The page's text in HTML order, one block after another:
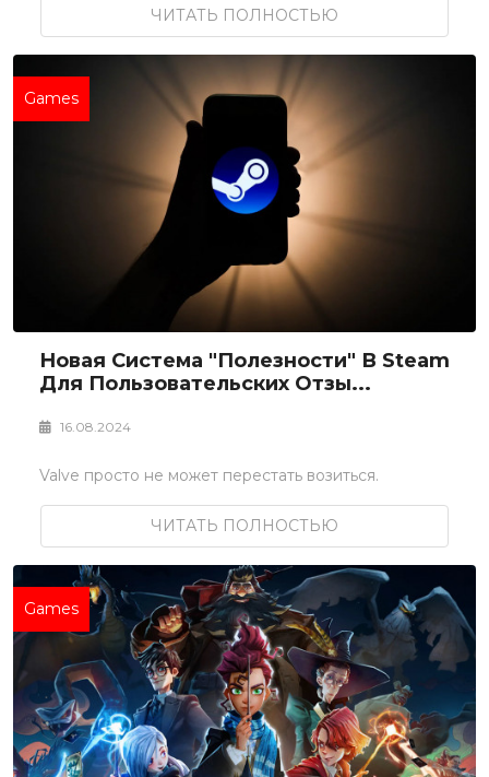
ЧИТАТЬ ПОЛНОСТЬЮ
Games
Новая Система "Полезности" В Steam
Для Пользовательских Отзы...
16.08.2024
Valve просто не может перестать возиться.
ЧИТАТЬ ПОЛНОСТЬЮ
Games